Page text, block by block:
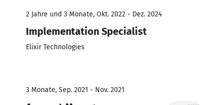
2 Jahre und 3 Monate, Okt. 2022 - Dez. 2024
Implementation Specialist
Elixir Technologies
3 Monate, Sep. 2021 - Nov. 2021